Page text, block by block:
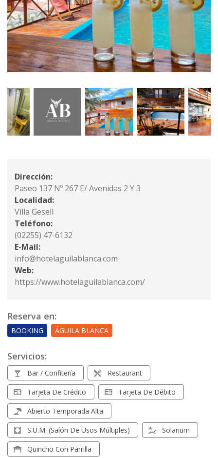
Dirección:
Paseo 137 Nº 267 E/ Avenidas 2 Y 3
Localidad:
Villa Gesell
Teléfono:
(02255) 47-6132
E-Mail:
info@hotelaguilablanca.com
Web:
https://www.hotelaguilablanca.com/
Reserva en:
BOOKING ÁGUILA BLANCA
Servicios:
Bar / Confitería Restaurant
Tarjeta De Crédito Tarjeta De Débito
Abierto Temporada Alta
S.U.M. (Salón De Usos Múltiples) Solarium
Quincho Con Parrilla